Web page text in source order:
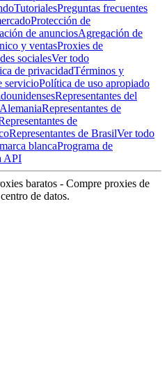
TutorialesPreguntas frecuentes
Protección de
de anunciosAgregación de
y ventasProxies de
socialesVer todo
de privacidadTérminos y
servicioPolítica de uso apropiado
Representantes del
Representantes de
de
Representantes de BrasilVer todo
blancaPrograma de
API
baratos - Compre proxies de
de datos.